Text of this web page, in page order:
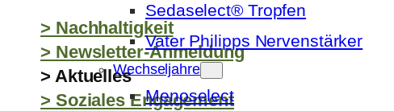
Sedaselect® Tropfen
Vater Philipps Nervenstärker
Wechseljahre
Menoselect
> Nachhaltigkeit
> Newsletter-Anmeldung
> Aktuelles
> Soziales Engagement